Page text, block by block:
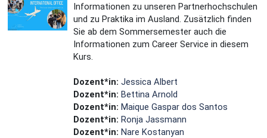
Informationen zu unseren Partnerhochschulen
und zu Praktika im Ausland. Zusätzlich finden
Sie ab dem Sommersemester auch die
Informationen zum Career Service in diesem
Kurs.
Dozent*in: Jessica Albert
Dozent*in: Bettina Arnold
Dozent*in: Maique Gaspar dos Santos
Dozent*in: Ronja Jassmann
Dozent*in: Nare Kostanyan